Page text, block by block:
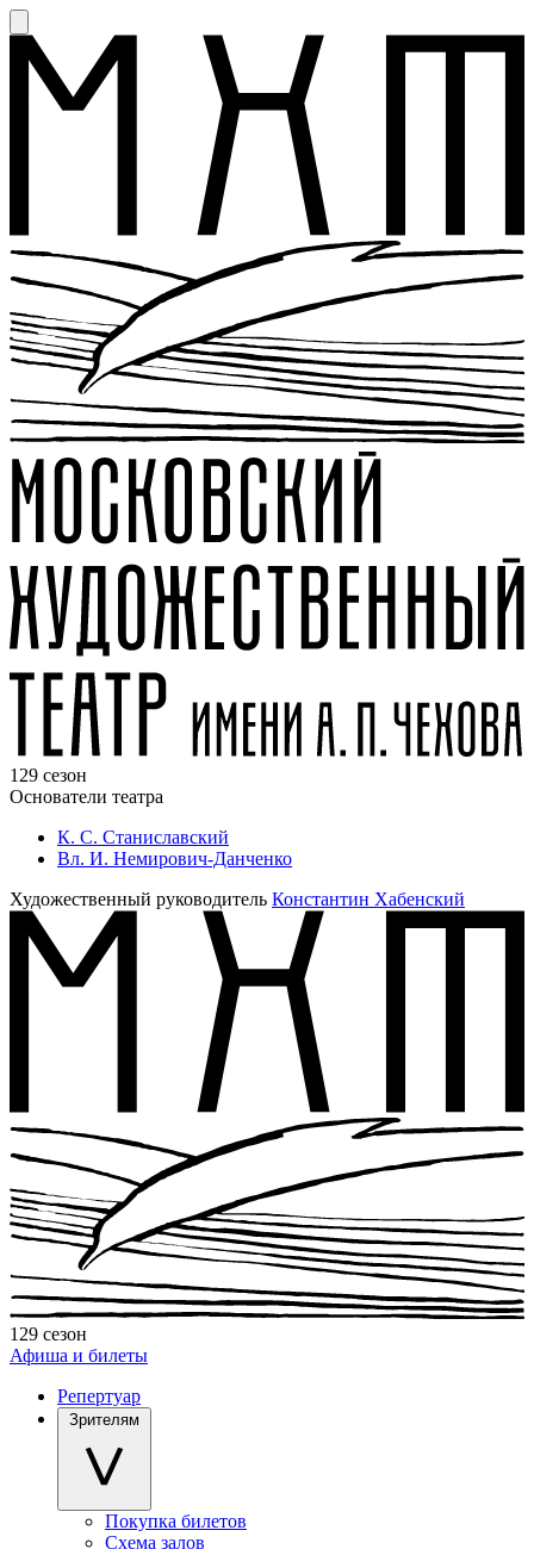
129 сезон
Основатели театра
К. С. Станиславский
Вл. И. Немирович-Данченко
Художественный руководитель Константин Хабенский
129 сезон
Афиша и билеты
Репертуар
Зрителям
Покупка билетов
Схема залов